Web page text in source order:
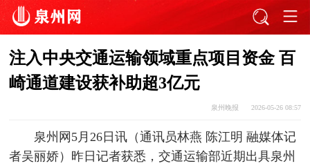
注入中央交通运输领域重点项目资金 百
崎通道建设获补助超3亿元
泉州晚报 2026-05-26 08:57
泉州网5月26日讯（通讯员林燕 陈江明 融媒体记
者吴丽娇）昨日记者获悉，交通运输部近期出具泉州